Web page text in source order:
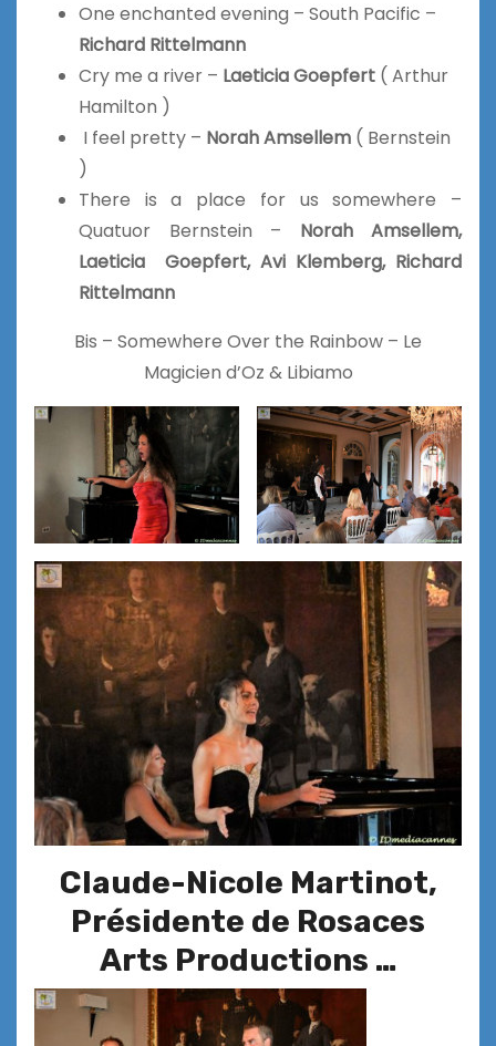
One enchanted evening – South Pacific –
Richard Rittelmann
Cry me a river – Laeticia Goepfert ( Arthur
Hamilton )
I feel pretty – Norah Amsellem ( Bernstein
)
There is a place for us somewhere –
Quatuor Bernstein – Norah Amsellem,
Laeticia Goepfert, Avi Klemberg, Richard
Rittelmann
Bis – Somewhere Over the Rainbow – Le
Magicien d’Oz & Libiamo
Claude-Nicole Martinot,
Présidente de Rosaces
Arts Productions …